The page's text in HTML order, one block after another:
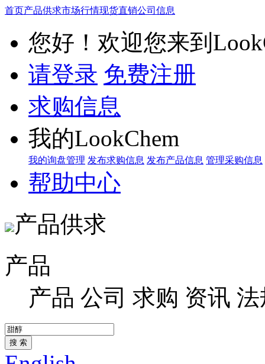
首页产品供求市场行情现货直销公司信息
您好！欢迎您来到
请登录 免费注册
求购信息
我的LookChem
我的询盘管理 发布求购信息 发布产品信息 管理采购信息
帮助中心
产品供求
产品
产品 公司 求购 资讯 法
搜 索